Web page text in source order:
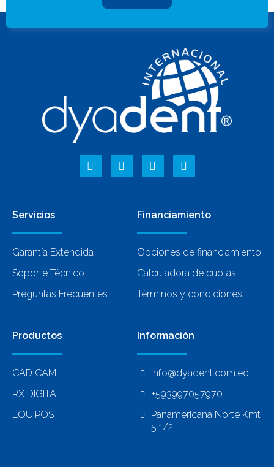
Servicios
Garantía Extendida
Soporte Técnico
Preguntas Frecuentes
Financiamiento
Opciones de financiamiento
Calculadora de cuotas
Términos y condiciones
Productos
CAD CAM
RX DIGITAL
EQUIPOS
Información
info@dyadent.com.ec
+593997057970
Panamericana Norte Kmt
5 1/2